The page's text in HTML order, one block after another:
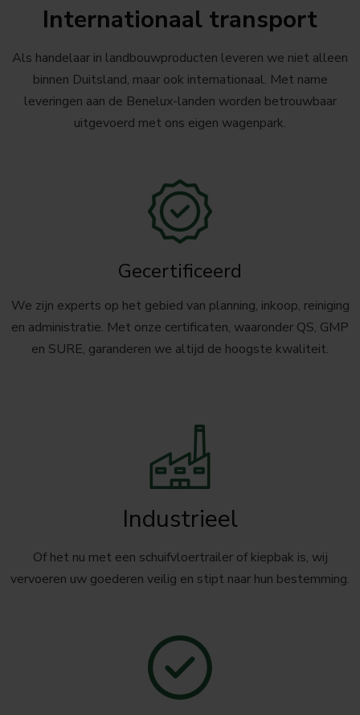
Internationaal transport
Als handelaar in landbouwproducten leveren we niet alleen
binnen Duitsland, maar ook internationaal. Met name
leveringen aan de Benelux-landen worden betrouwbaar
uitgevoerd met ons eigen wagenpark.
Gecertificeerd
We zijn experts op het gebied van planning, inkoop, reiniging
en administratie. Met onze certificaten, waaronder QS, GMP
en SURE, garanderen we altijd de hoogste kwaliteit.
Industrieel
Of het nu met een schuifvloertrailer of kiepbak is, wij
vervoeren uw goederen veilig en stipt naar hun bestemming.